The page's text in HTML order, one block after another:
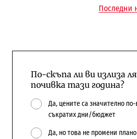
Последни
По-скъпа ли ви излиза
почивка тази година?
Да, цените са значително
съкратих дни/бюджет
Да, но това не промени